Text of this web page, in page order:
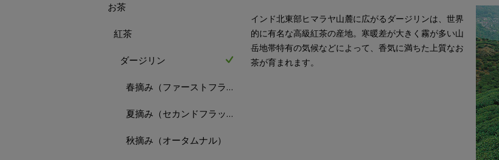
インド北東部ヒマラヤ山麓に広がるダージリンは、世界
的に有名な高級紅茶の産地。寒暖差が大きく霧が多い山
岳地帯特有の気候などによって、香気に満ちた上質なお
茶が育まれます。
お茶
紅茶
ダージリン
春摘み（ファーストフラッシュ）
夏摘み（セカンドフラッシュ）
秋摘み（オータムナル）